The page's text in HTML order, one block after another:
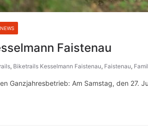
NEWS
Faistenau
, Biketrails Kesselmann Faistenau, Faistenau,
Ganzjahresbetrieb: Am Samstag, den 27.